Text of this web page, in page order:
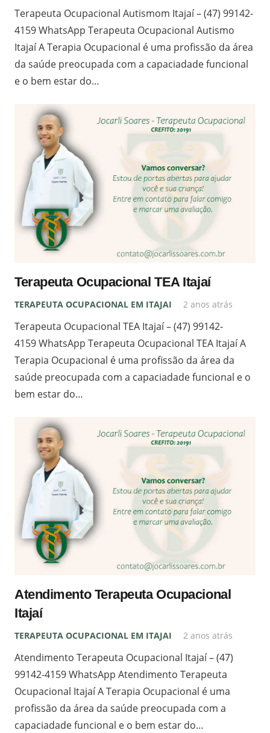
Terapeuta Ocupacional Autismom Itajaí – (47) 99142-
4159 WhatsApp Terapeuta Ocupacional Autismo
Itajaí A Terapia Ocupacional é uma profissão da área
da saúde preocupada com a capaciadade funcional
e o bem estar do…
Terapeuta Ocupacional TEA Itajaí
TERAPEUTA OCUPACIONAL EM ITAJAI 2 anos atrás
Terapeuta Ocupacional TEA Itajaí – (47) 99142-
4159 WhatsApp Terapeuta Ocupacional TEA Itajaí A
Terapia Ocupacional é uma profissão da área da
saúde preocupada com a capaciadade funcional e o
bem estar do…
Atendimento Terapeuta Ocupacional
Itajaí
TERAPEUTA OCUPACIONAL EM ITAJAI 2 anos atrás
Atendimento Terapeuta Ocupacional Itajaí – (47)
99142-4159 WhatsApp Atendimento Terapeuta
Ocupacional Itajaí A Terapia Ocupacional é uma
profissão da área da saúde preocupada com a
capaciadade funcional e o bem estar do…